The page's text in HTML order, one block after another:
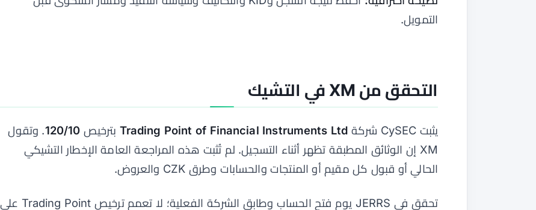
التمويل.
التحقق من XM في التشيك
يثبت CySEC شركة Trading Point of Financial Instruments Ltd بترخيص 120/10. وتقول
XM إن الوثائق المطبقة تظهر أثناء التسجيل. لم تُثبت هذه المراجعة العامة الإخطار التشيكي
الحالي أو قبول كل مقيم أو المنتجات والحسابات وطرق CZK والعروض.
تحقق في JERRS يوم فتح الحساب وطابق الشركة الفعلية؛ لا تعمم ترخيص Trading Point على